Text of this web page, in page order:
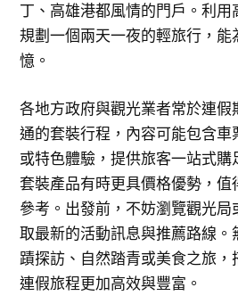
丁、高雄港都風情的門戶。利用
規劃一個兩天一夜的輕旅行，能
憶。
各地方政府與觀光業者常於連假
通的套裝行程，內容可能包含
或特色體驗，提供旅客一站式
套裝產品有時更具價格優勢，
參考。出發前，不妨瀏覽觀光
取最新的活動訊息與推薦路線
蹟探訪、自然踏青或美食之旅，
連假旅程更加高效與豐富。